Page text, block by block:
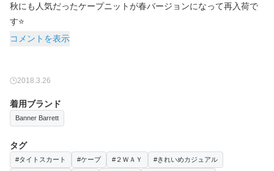
秋にも人気だったケープニットが春バージョンになって再入荷で
コメントを表示
2018.3.26
着用ブランド
Banner Barrett
タグ
#タイトスカート #ケープ #２ＷＡＹ #きれいめカジュアル